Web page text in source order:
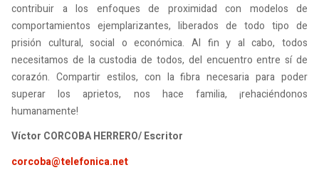
contribuir a los enfoques de proximidad con modelos de
comportamientos ejemplarizantes, liberados de todo tipo de
prisión cultural, social o económica. Al fin y al cabo, todos
necesitamos de la custodia de todos, del encuentro entre sí de
corazón. Compartir estilos, con la fibra necesaria para poder
superar los aprietos, nos hace familia, ¡rehaciéndonos
humanamente!
Víctor CORCOBA HERRERO/ Escritor
corcoba@telefonica.net